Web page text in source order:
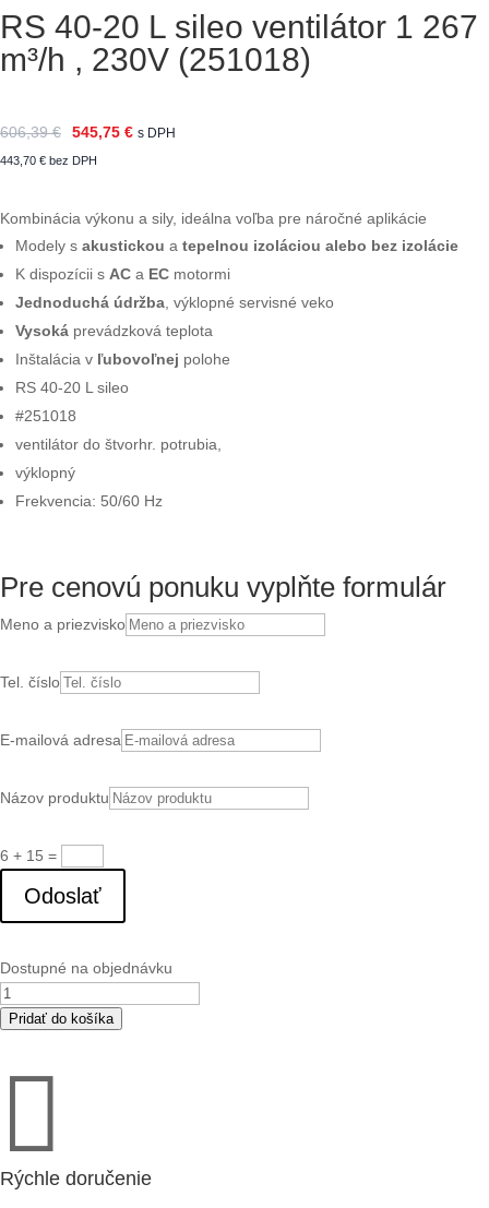
RS 40-20 L sileo ventilátor 1 267
m³/h , 230V (251018)
606,39€ 545,75 € s DPH
443,70 € bez DPH
Kombinácia výkonu a sily, ideálna voľba pre náročné aplikácie
Modely s akustickou a tepelnou izoláciou alebo bez izolácie
K dispozícii s AC a EC motormi
Jednoduchá údržba , výklopné servisné veko
Vysoká prevádzková teplota
Inštalácia v ľubovoľnej polohe
RS 40-20 L sileo
#251018
ventilátor do štvorhr. potrubia,
výklopný
Frekvencia: 50/60 Hz
Pre cenovú ponuku vyplňte formulár
Meno a priezvisko
Tel. číslo
E-mailová adresa
Názov produktu
6 + 15 =
Odoslať
Dostupné na objednávku
množstvo
RS
ventilátor
267
Pridať do košíka

Rýchle doručenie